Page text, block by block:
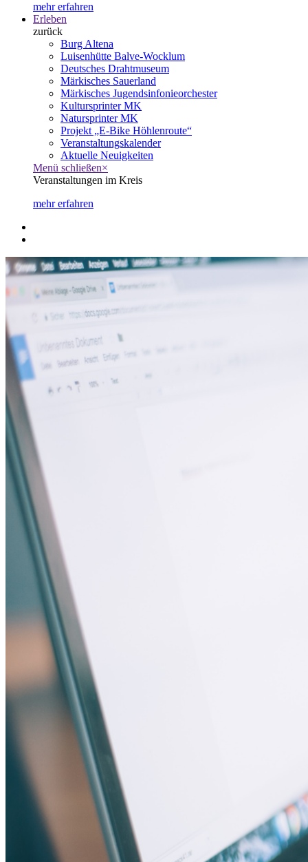
mehr erfahren
Erleben
zurück
Burg Altena
Luisenhütte Balve-Wocklum
Deutsches Drahtmuseum
Märkisches Sauerland
Märkisches Jugendsinfonieorchester
Kultursprinter MK
Natursprinter MK
Projekt „E-Bike Höhlenroute“
Veranstaltungskalender
Aktuelle Neuigkeiten
Menü schließen×
Veranstaltungen im Kreis
mehr erfahren